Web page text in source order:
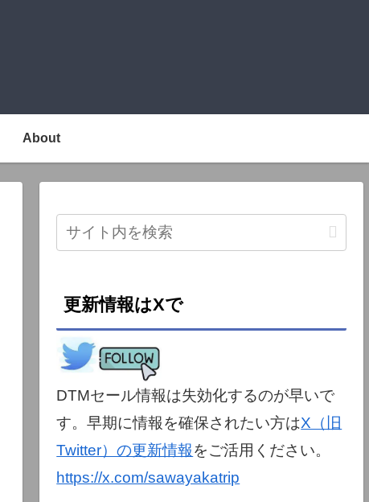
About
更新情報はXで
DTMセール情報は失効化するのが早いで
す。早期に情報を確保されたい方はX（旧
Twitter）の更新情報をご活用ください。
https://x.com/sawayakatrip